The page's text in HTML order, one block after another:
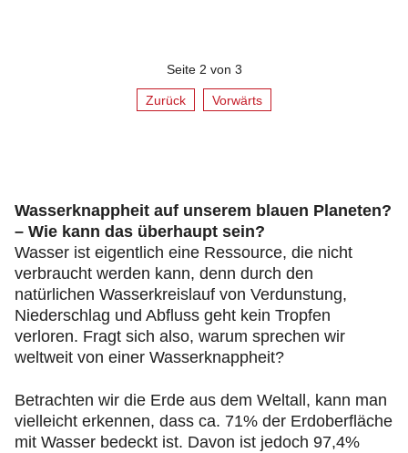
Seite 2 von 3
Zurück Vorwärts
Wasserknappheit auf unserem blauen Planeten?
– Wie kann das überhaupt sein?
Wasser ist eigentlich eine Ressource, die nicht
verbraucht werden kann, denn durch den
natürlichen Wasserkreislauf von Verdunstung,
Niederschlag und Abfluss geht kein Tropfen
verloren. Fragt sich also, warum sprechen wir
weltweit von einer Wasserknappheit?
Betrachten wir die Erde aus dem Weltall, kann man
vielleicht erkennen, dass ca. 71% der Erdoberfläche
mit Wasser bedeckt ist. Davon ist jedoch 97,4%